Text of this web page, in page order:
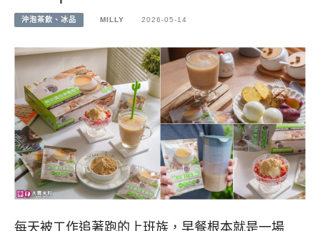
沖泡茶飲、冰品 MILLY 2026-05-14
每天被工作追著跑的上班族，早餐根本就是一場